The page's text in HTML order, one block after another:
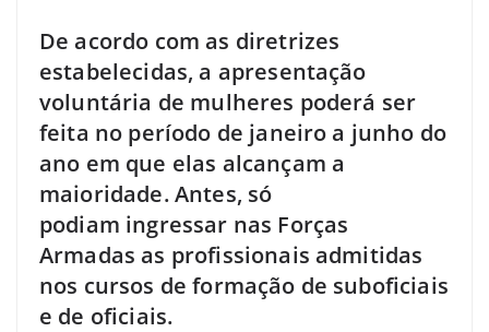
De acordo com as diretrizes
estabelecidas, a apresentação
voluntária de mulheres poderá ser
feita no período de janeiro a junho do
ano em que elas alcançam a
maioridade. Antes, só
podiam ingressar nas Forças
Armadas as profissionais admitidas
nos cursos de formação de suboficiais
e de oficiais.